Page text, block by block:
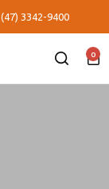
(47) 3342-9400
0